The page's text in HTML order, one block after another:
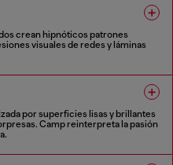
crean hipnóticos patrones
visuales de redes y láminas
por superficies lisas y brillantes
Camp reinterpreta la pasión